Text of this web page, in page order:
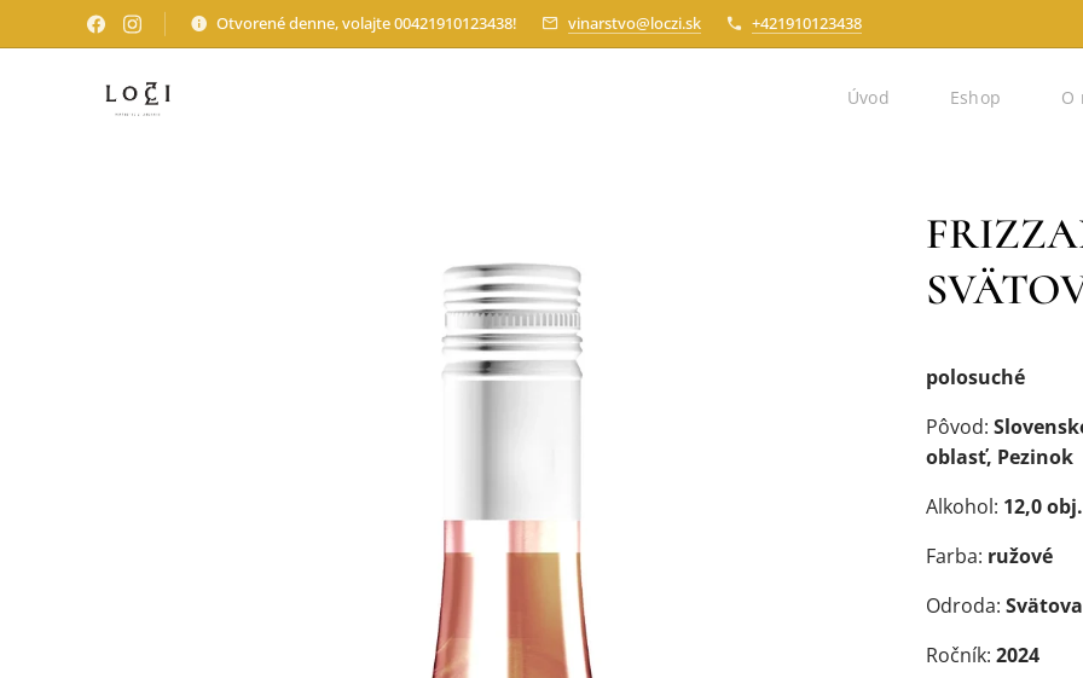
Otvorené denne, volajte 00421910123438! vinarstvo@loczi.sk +421910123438
Úvod Eshop O
polosuché
Pôvod:
oblasť, Pezinok
Alkohol: 12,0
Farba: ružové
Odroda:
Ročník:2024